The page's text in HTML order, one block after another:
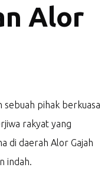
Alor
sebuah pihak berkuasa
rakyat yang
di daerah Alor Gajah
indah.